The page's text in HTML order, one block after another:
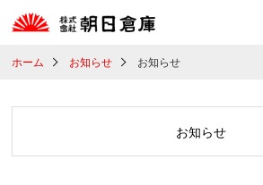
ホーム お知らせ お知らせ
お知らせ